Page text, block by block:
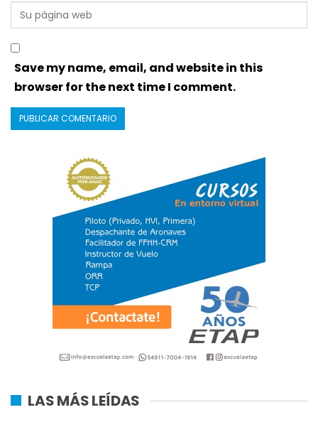
Save my name, email, and website in this
browser for the next time I comment.
LAS MÁS LEÍDAS